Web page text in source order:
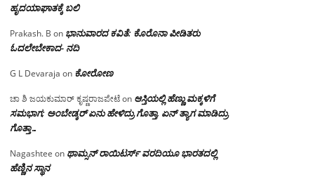
ಹೃದಯಾಘಾತಕ್ಕೆ ಬಲಿ
Prakash. B on ಭಾನುವಾರದ ಕವಿತೆ: ಕೊರೊನಾ ಪೀಡಿತರು
ಓದಲೇಬೇಕಾದ- ನದಿ
G L Devaraja on ಕೋರೋಣ
ಚಾ ಶಿ ಜಯಕುಮಾರ್ ಕೃಷ್ಣರಾಜಪೇಟೆon ಆಸ್ತಿಯಲ್ಲಿ ಹೆಣ್ಣು ಮಕ್ಕಳಿಗೆ
ಸಮಭಾಗ; ಅಂಬೇಡ್ಕರ್ ಏನು ಹೇಳಿದ್ರು ಗೊತ್ತಾ, ಏನ್ ತ್ಯಾಗ ಮಾಡಿದ್ರು
ಗೊತ್ತಾ…
Nagashtee on ಥಾಮ್ಸನ್ ರಾಯಿಟರ್ಸ್ ವರದಿಯೂ ಭಾರತದಲ್ಲಿ
ಹೆಣ್ಣಿನ ಸ್ಥಾನ‌